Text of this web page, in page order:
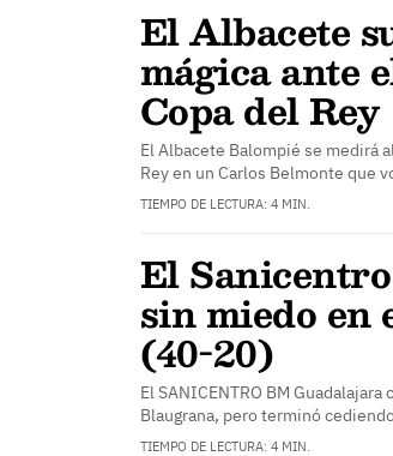
El Albacete
mágica ante
Copa del Rey
El Albacete Balompié se medirá
Rey en un Carlos Belmonte que
TIEMPO DE LECTURA: 4 MIN.
El
sin miedo en
(40-20)
El SANICENTRO BM
Blaugrana, pero terminó
TIEMPO DE LECTURA: 4 MIN.